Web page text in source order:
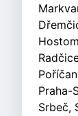
Praha-
Srbeč,